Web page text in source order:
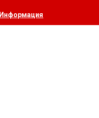
Информация